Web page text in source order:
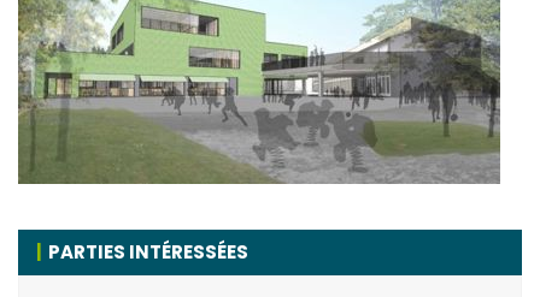
PARTIES INTÉRESSÉES